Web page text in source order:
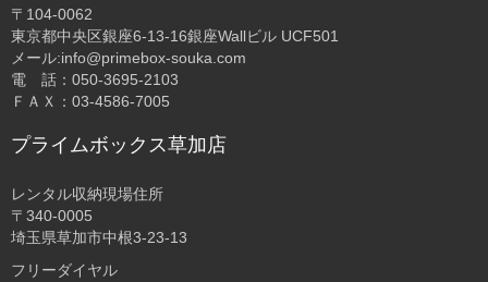
〒104-0062
東京都中央区銀座6-13-16銀座Wallビル UCF501
メール:info@primebox-souka.com
電 話：050-3695-2103
ＦＡＸ：03-4586-7005
プライムボックス草加店
レンタル収納現場住所
〒340-0005
埼玉県草加市中根3-23-13
フリーダイヤル